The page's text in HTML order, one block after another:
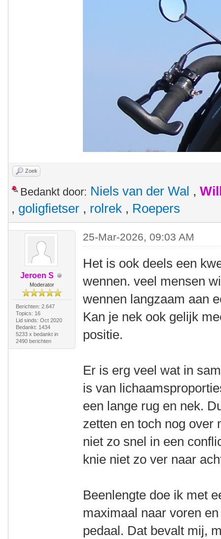
Zoek
Bedankt door: Niels van der Wal ,
, goligfietser , rolrek , Roepers
Jeroen S
Moderator
Berichten: 2.647
Topics: 16
Lid sinds: Oct 2020
Bedankt: 1434
5233 x bedankt in
2490 berichten
25-Mar-2026, 09:03 AM
Het is ook deels een
wennen. veel mensen
wennen langzaam aan
Kan je nek ook gelijk
positie.
Er is erg veel wat in
is van
een lange rug en nek.
zetten en toch nog over
niet zo snel in een
knie niet zo ver naar
Beenlengte doe ik met
maximaal naar voren
pedaal. Dat bevalt mij,